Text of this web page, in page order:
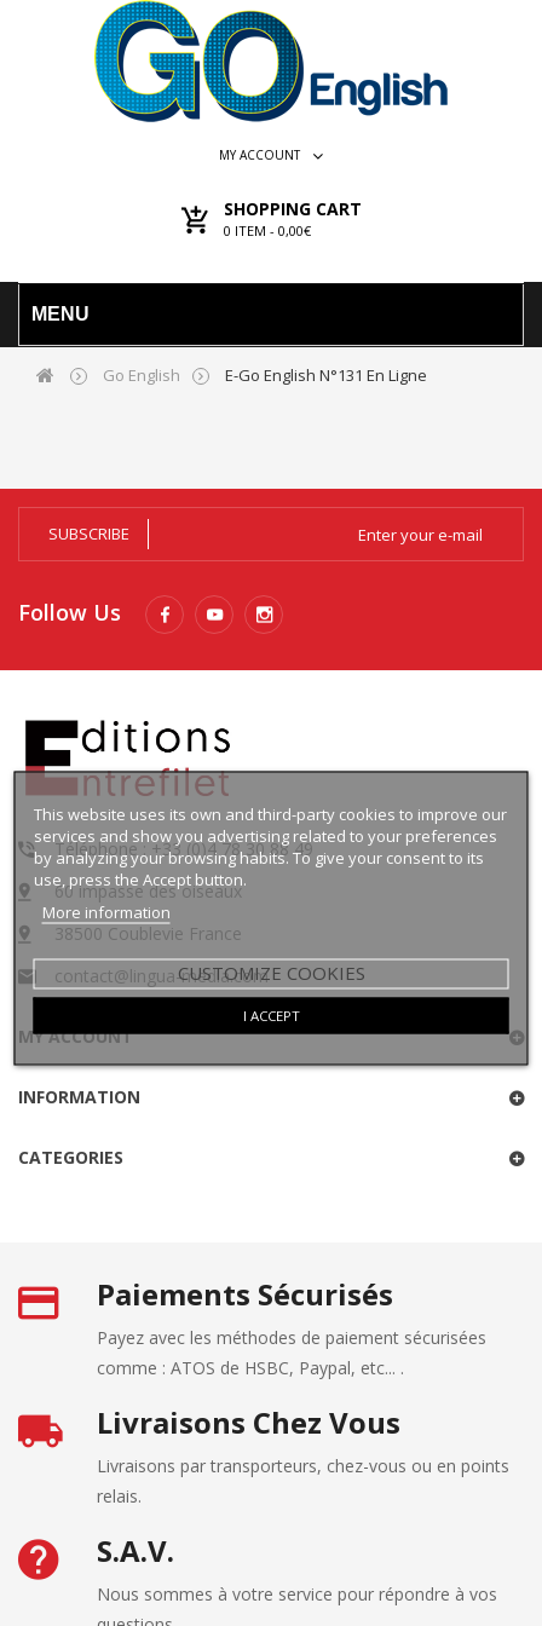
MY ACCOUNT
SHOPPING CART
0 ITEM - 0,00€
MENU
Go English E-Go English N°131 En Ligne
This website uses its own and third-party cookies to improve our
services and show you advertising related to your preferences
by analyzing your browsing habits. To give your consent to its
use, press the Accept button.
More information
CUSTOMIZE COOKIES
I ACCEPT
SUBSCRIBE
Follow Us
Téléphone : +33 (0)4 78 30 88 49
60 impasse des oiseaux
38500 Coublevie France
contact@lingua-media.com
MY ACCOUNT
INFORMATION
CATEGORIES
Paiements Sécurisés
Payez avec les méthodes de paiement sécurisées
comme : ATOS de HSBC, Paypal, etc... .
Livraisons Chez Vous
Livraisons par transporteurs, chez-vous ou en points
relais.
S.A.V.
Nous sommes à votre service pour répondre à vos